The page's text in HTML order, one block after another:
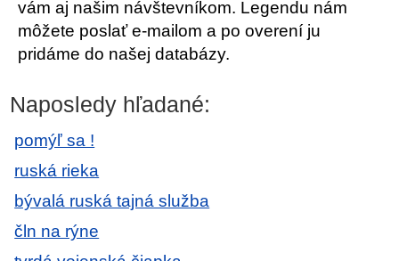
vám aj našim návštevníkom. Legendu nám
môžete poslať e-mailom a po overení ju
pridáme do našej databázy.
Naposledy hľadané:
pomýľ sa !
ruská rieka
bývalá ruská tajná služba
čln na rýne